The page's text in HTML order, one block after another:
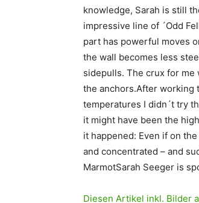
knowledge, Sarah is still
impressive line of ´Odd
part has powerful moves
the wall becomes less
sidepulls. The crux for me
the anchors.After working
temperatures I didn´t try
it might have been the
it happened: Even if on
and concentrated – and
MarmotSarah Seeger is
Diesen Artikel inkl. Bilder